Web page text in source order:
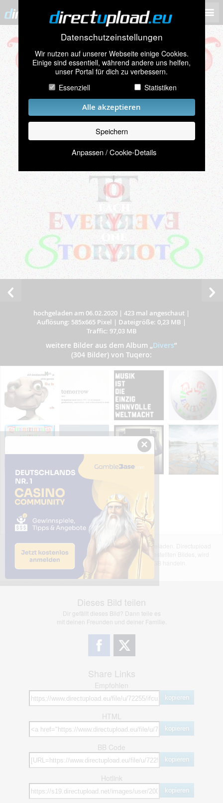
Datenschutzeinstellungen
Wir nutzen auf unserer Webseite einige Cookies.
Einige sind essentiell, während andere uns helfen,
unser Portal für dich zu verbessern.
Essenziell
Statistiken
Alle akzeptieren
Speichern
Anpassen / Cookie-Details
hochgeladen am 06.02.2020 | 423 mal angeschaut |
Auflösung: 585x665 Pixel | Dateigröße: 0,23 MB |
Traffic: 97,03 MB
weitere Bilder aus dem Album „Divers”
(304 Bilder) von Tuqero:
Das dargestellte Bild wurde von einem Nutzer hochgeladen. Directupload
übernimmt keinerlei Haftung für den Inhalt des dargestellten Bildes, wird
jedoch bei Verstößen nach §2(3) unserer AGB handeln.
Dieses Bild teilen
Dir gefällt dieses Bild? Dann teile es
mit deinen Freunden und deiner Familie.
Share Links
Empfohlen
kopieren
HTML
kopieren
BB Code
kopieren
Hotlink
kopieren
×